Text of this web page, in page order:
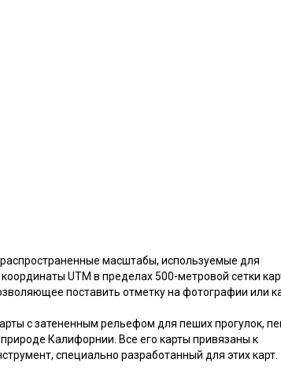
масштабы, используемые для
UTM в пределах 500-метровой сетки
поставить отметку на фотографии или
с затененным рельефом для пеших прогулок,
Калифорнии. Все его карты привязаны к
специально разработанный для этих карт.